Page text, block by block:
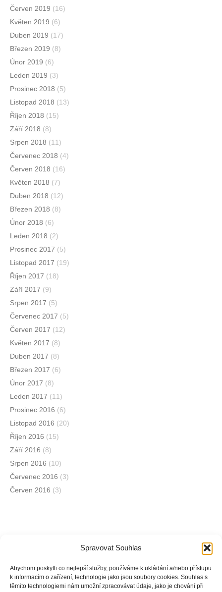
Spravovat Souhlas
Abychom poskytli co nejlepší služby, používáme k ukládání a/nebo přístupu
k informacím o zařízení, technologie jako jsou soubory cookies. Souhlas s
těmito technologiemi nám umožní zpracovávat údaje, jako je chování při
Červen 2019 (16)
Květen 2019 (6)
Duben 2019 (17)
Březen 2019 (8)
Únor 2019 (6)
Leden 2019 (3)
Prosinec 2018 (5)
Listopad 2018 (13)
Říjen 2018 (15)
Září 2018 (8)
Srpen 2018 (11)
Červenec 2018 (4)
Červen 2018 (16)
Květen 2018 (7)
Duben 2018 (12)
Březen 2018 (8)
Únor 2018 (6)
Leden 2018 (2)
Prosinec 2017 (5)
Listopad 2017 (19)
Říjen 2017 (18)
Září 2017 (9)
Srpen 2017 (5)
Červenec 2017 (5)
Červen 2017 (12)
Květen 2017 (8)
Duben 2017 (8)
Březen 2017 (6)
Únor 2017 (8)
Leden 2017 (11)
Prosinec 2016 (6)
Listopad 2016 (20)
Říjen 2016 (15)
Září 2016 (8)
Srpen 2016 (10)
Červenec 2016 (3)
Červen 2016 (3)
Jsme na sociálních sítích
Facebook